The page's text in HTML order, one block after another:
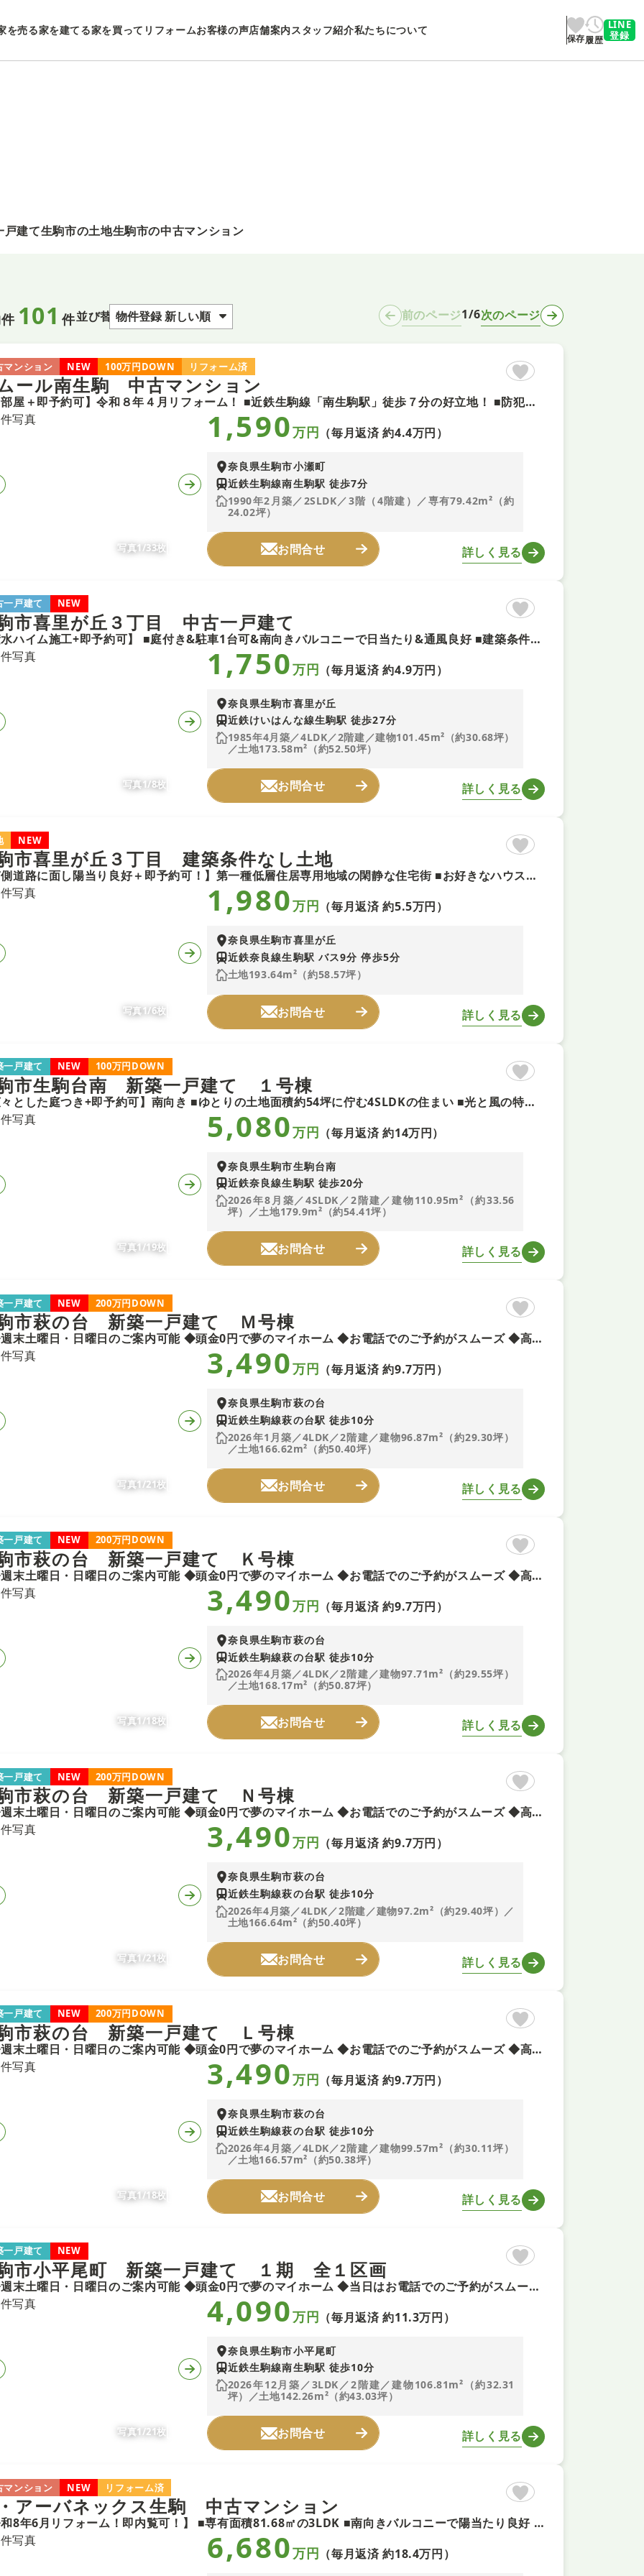
を売る家を建てる家を買ってリフォームお客様の声店舗案内スタッフ紹介私たちについて
保存履歴
LINE
登録
戸建て生駒市の土地生駒市の中古マンション
101 件並び替え 前のページ1/6次のページ
マンション NEW 100万円DOWN リフォーム済
ール南生駒 中古マンション
【角部屋＋即予約可】令和８年４月リフォーム！ ■近鉄生駒線「南生駒駅」徒歩７分の好立地！ ■防犯面も安心なオートロック付きマンション！ ■全室洋室、各居室収納スペース付き！
写真1/33枚
1,590万円 （毎月返済 約4.4万円）
奈良県生駒市小瀬町
近鉄生駒線南生駒駅 徒歩7分
1990年2月築／2SLDK／3階（4階建）／専有79.42m²（約
24.02坪）
お問合せ 詳しく見る
一戸建て NEW
市喜里が丘３丁目 中古一戸建て
【積水ハイム施工+即予約可】 ■庭付き&駐車1台可&南向きバルコニーで日当たり&通風良好 ■建築条件なしのため、お好きなハウスメーカーでリノベーションや建替え可能 ■スーパー徒歩圏内周辺環境充実
写真1/8枚
1,750万円 （毎月返済 約4.9万円）
奈良県生駒市喜里が丘
近鉄けいはんな線生駒駅 徒歩27分
1985年4月築／4LDK／2階建／建物101.45m²（約30.68坪）
／土地173.58m²（約52.50坪）
お問合せ 詳しく見る
NEW
市喜里が丘３丁目 建築条件なし土地
【南側道路に面し陽当り良好＋即予約可！】第一種低層住居専用地域の閑静な住宅街 ■お好きなハウスメーカーで建築可能です ■敷地面積約193㎡のゆとりある住環境 ■更地渡しのため解体費用がかかりません
写真1/6枚
1,980万円 （毎月返済 約5.5万円）
奈良県生駒市喜里が丘
近鉄奈良線生駒駅 バス9分 停歩5分
土地193.64m²（約58.57坪）
お問合せ 詳しく見る
一戸建て NEW 100万円DOWN
市生駒台南 新築一戸建て １号棟
【広々とした庭つき+即予約可】南向き ■ゆとりの土地面積約54坪に佇む4SLDKの住まい ■光と風の特等席！開放感ある広々17.7帖LDK ■マイカーOK！2台分の駐車スペースあり
写真1/19枚
5,080万円 （毎月返済 約14万円）
奈良県生駒市生駒台南
近鉄奈良線生駒駅 徒歩20分
2026年8月築／4SLDK／2階建／建物110.95m²（約33.56
坪）／土地179.9m²（約54.41坪）
お問合せ 詳しく見る
一戸建て NEW 200万円DOWN
市萩の台 新築一戸建て Ｍ号棟
◆今週末土曜日・日曜日のご案内可能 ◆頭金0円で夢のマイホーム ◆お電話でのご予約がスムーズ ◆高耐久・高性能「I.D.S工法」で安心を保証
写真1/21枚
3,490万円 （毎月返済 約9.7万円）
奈良県生駒市萩の台
近鉄生駒線萩の台駅 徒歩10分
2026年1月築／4LDK／2階建／建物96.87m²（約29.30坪）
／土地166.62m²（約50.40坪）
お問合せ 詳しく見る
一戸建て NEW 200万円DOWN
市萩の台 新築一戸建て Ｋ号棟
◆今週末土曜日・日曜日のご案内可能 ◆頭金0円で夢のマイホーム ◆お電話でのご予約がスムーズ ◆高耐久・高性能「I.D.S工法」で安心を保証
写真1/18枚
3,490万円 （毎月返済 約9.7万円）
奈良県生駒市萩の台
近鉄生駒線萩の台駅 徒歩10分
2026年4月築／4LDK／2階建／建物97.71m²（約29.55坪）
／土地168.17m²（約50.87坪）
お問合せ 詳しく見る
一戸建て NEW 200万円DOWN
市萩の台 新築一戸建て Ｎ号棟
◆今週末土曜日・日曜日のご案内可能 ◆頭金0円で夢のマイホーム ◆お電話でのご予約がスムーズ ◆高耐久・高性能「I.D.S工法」で安心を保証
写真1/21枚
3,490万円 （毎月返済 約9.7万円）
奈良県生駒市萩の台
近鉄生駒線萩の台駅 徒歩10分
2026年4月築／4LDK／2階建／建物97.2m²（約29.40坪）／
土地166.64m²（約50.40坪）
お問合せ 詳しく見る
一戸建て NEW 200万円DOWN
市萩の台 新築一戸建て Ｌ号棟
◆今週末土曜日・日曜日のご案内可能 ◆頭金0円で夢のマイホーム ◆お電話でのご予約がスムーズ ◆高耐久・高性能「I.D.S工法」で安心を保証
写真1/18枚
3,490万円 （毎月返済 約9.7万円）
奈良県生駒市萩の台
近鉄生駒線萩の台駅 徒歩10分
2026年4月築／4LDK／2階建／建物99.57m²（約30.11坪）
／土地166.57m²（約50.38坪）
お問合せ 詳しく見る
一戸建て NEW
市小平尾町 新築一戸建て １期 全１区画
◆今週末土曜日・日曜日のご案内可能 ◆頭金0円で夢のマイホーム ◆当日はお電話でのご予約がスムーズ ◆国が定める長期優良住宅！ご家族を守るお家
写真1/21枚
4,090万円 （毎月返済 約11.3万円）
奈良県生駒市小平尾町
近鉄生駒線南生駒駅 徒歩10分
2026年12月築／3LDK／2階建／建物106.81m²（約32.31
坪）／土地142.26m²（約43.03坪）
お問合せ 詳しく見る
マンション NEW リフォーム済
アーバネックス生駒 中古マンション
【令和8年6月リフォーム！即内覧可！】 ■専有面積81.68㎡の3LDK ■南向きバルコニーで陽当たり良好 ■床暖房や食洗機など充実の設備 ■2つのWIC等収納豊富 ■うれしいペット可マンション
6,680万円 （毎月返済 約18.4万円）